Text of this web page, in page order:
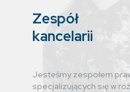
Zespół
kancelarii
Jesteśmy zespołem
specjalizujących się w